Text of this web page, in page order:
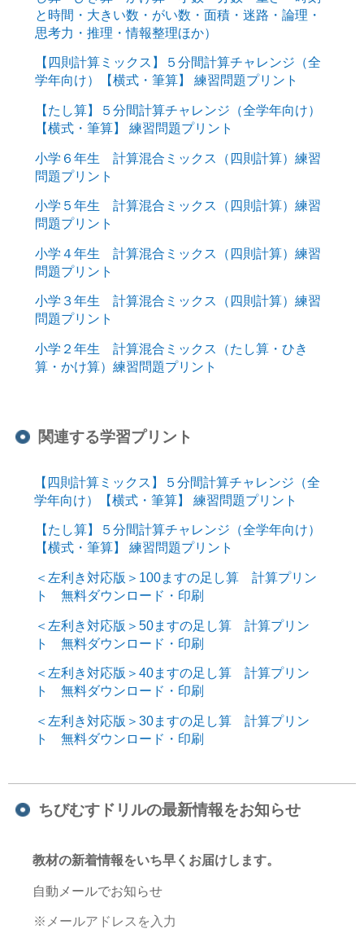
と時間・大きい数・がい数・面積・迷路・論理・
思考力・推理・情報整理ほか）
【四則計算ミックス】５分間計算チャレンジ（全
学年向け）【横式・筆算】 練習問題プリント
【たし算】５分間計算チャレンジ（全学年向け）
【横式・筆算】 練習問題プリント
小学６年生 計算混合ミックス（四則計算）練習
問題プリント
小学５年生 計算混合ミックス（四則計算）練習
問題プリント
小学４年生 計算混合ミックス（四則計算）練習
問題プリント
小学３年生 計算混合ミックス（四則計算）練習
問題プリント
小学２年生 計算混合ミックス（たし算・ひき
算・かけ算）練習問題プリント
関連する学習プリント
【四則計算ミックス】５分間計算チャレンジ（全
学年向け）【横式・筆算】 練習問題プリント
【たし算】５分間計算チャレンジ（全学年向け）
【横式・筆算】 練習問題プリント
＜左利き対応版＞100ますの足し算 計算プリン
ト 無料ダウンロード・印刷
＜左利き対応版＞50ますの足し算 計算プリン
ト 無料ダウンロード・印刷
＜左利き対応版＞40ますの足し算 計算プリン
ト 無料ダウンロード・印刷
＜左利き対応版＞30ますの足し算 計算プリン
ト 無料ダウンロード・印刷
ちびむすドリルの最新情報をお知らせ
教材の新着情報をいち早くお届けします。
自動メールでお知らせ